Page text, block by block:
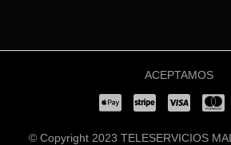
© Copyright 2023 TELESERVICIOS
ACEPTAMOS